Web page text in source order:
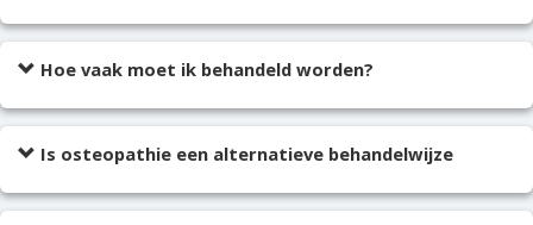
Hoe vaak moet ik behandeld worden?
Is osteopathie een alternatieve behandelwijze